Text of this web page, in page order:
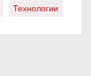
Технологии